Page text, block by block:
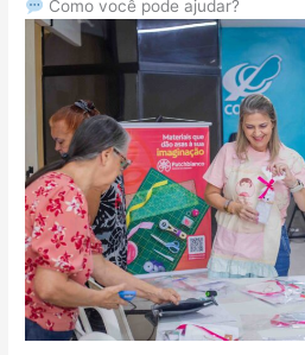
Como você pode ajudar?